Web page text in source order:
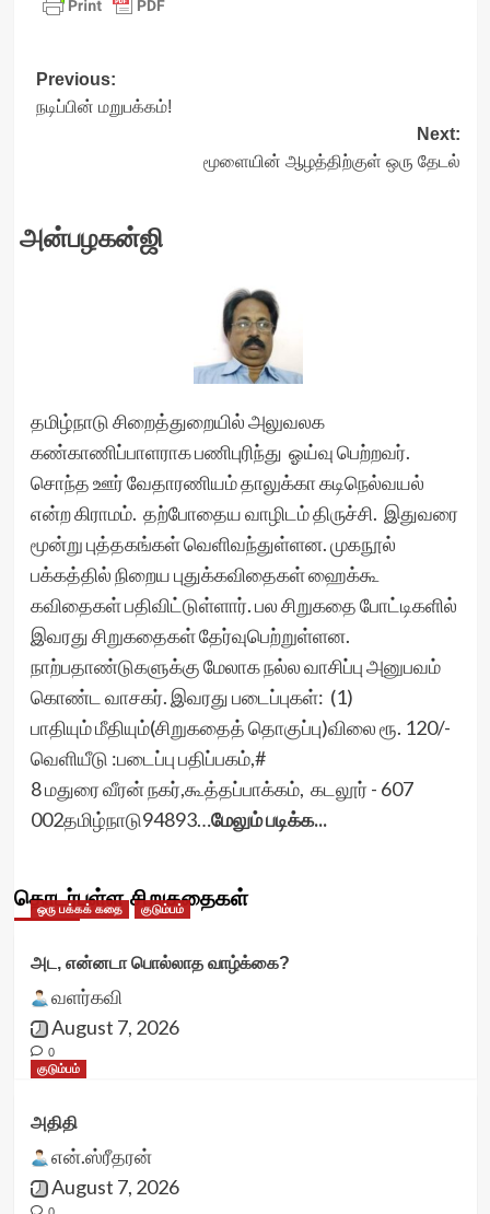
Post
navigation
Previous:
நடிப்பின் மறுபக்கம்!
Next:
மூளையின் ஆழத்திற்குள் ஒரு தேடல்
அன்பழகன்ஜி
தமிழ்நாடு சிறைத்துறையில் அலுவலக
கண்காணிப்பாளராக பணிபுரிந்து ஓய்வு பெற்றவர்.
சொந்த ஊர் வேதாரணியம் தாலுக்கா கடிநெல்வயல்
என்ற கிராமம். தற்போதைய வாழிடம் திருச்சி. இதுவரை
மூன்று புத்தகங்கள் வெளிவந்துள்ளன. முகநூல்
பக்கத்தில் நிறைய புதுக்கவிதைகள் ஹைக்கூ
கவிதைகள் பதிவிட்டுள்ளார். பல சிறுகதை போட்டிகளில்
இவரது சிறுகதைகள் தேர்வுபெற்றுள்ளன.
நாற்பதாண்டுகளுக்கு மேலாக நல்ல வாசிப்பு அனுபவம்
கொண்ட வாசகர். இவரது படைப்புகள்: (1)
பாதியும் மீதியும்(சிறுகதைத் தொகுப்பு)விலை ரூ. 120/-
வெளியீடு :படைப்பு பதிப்பகம்,#
8 மதுரை வீரன் நகர்,கூத்தப்பாக்கம், கடலூர் - 607
002தமிழ்நாடு94893…மேலும் படிக்க...
தொடர்புள்ள சிறுகதைகள்
ஒரு பக்கக் கதை குடும்பம்
அட, என்னடா பொல்லாத வாழ்க்கை?
வளர்கவி
August 7, 2026
0
குடும்பம்
அதிதி
என்.ஸ்ரீதரன்
August 7, 2026